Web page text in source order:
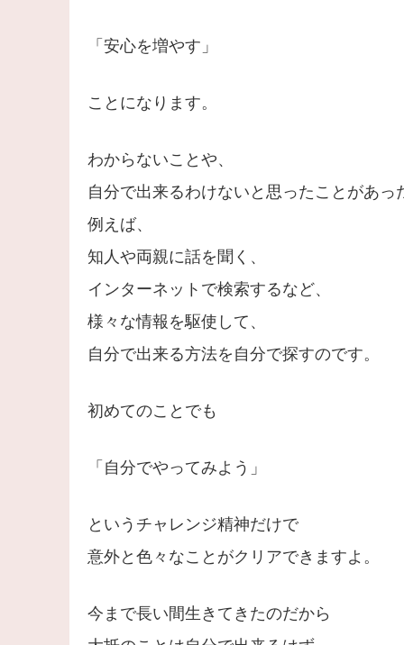
「安心を増やす」
ことになります。
わからないことや、
自分で出来るわけないと思ったことがあっ
例えば、
知人や両親に話を聞く、
インターネットで検索するなど、
様々な情報を駆使して、
自分で出来る方法を自分で探すのです。
初めてのことでも
「自分でやってみよう」
というチャレンジ精神だけで
意外と色々なことがクリアできますよ。
今まで長い間生きてきたのだから